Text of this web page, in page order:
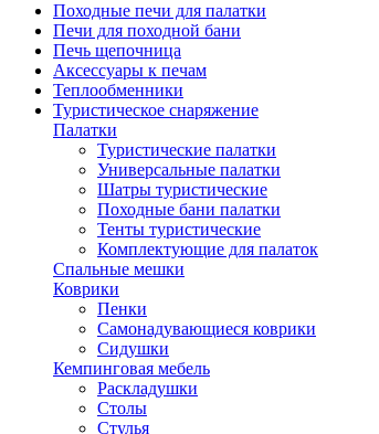
Походные печи для палатки
Печи для походной бани
Печь щепочница
Аксессуары к печам
Теплообменники
Туристическое снаряжение
Палатки
Туристические палатки
Универсальные палатки
Шатры туристические
Походные бани палатки
Тенты туристические
Комплектующие для палаток
Спальные мешки
Коврики
Пенки
Самонадувающиеся коврики
Сидушки
Кемпинговая мебель
Раскладушки
Столы
Стулья